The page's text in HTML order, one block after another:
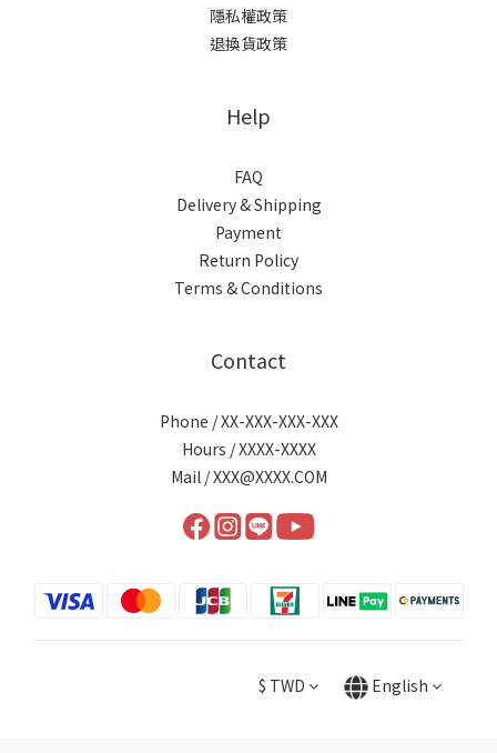
隱私權政策
退換貨政策
Help
FAQ
Delivery & Shipping
Payment
Return Policy
Terms & Conditions
Contact
Phone / XX-XXX-XXX-XXX
Hours / XXXX-XXXX
Mail / XXX@XXXX.COM
$ TWD English